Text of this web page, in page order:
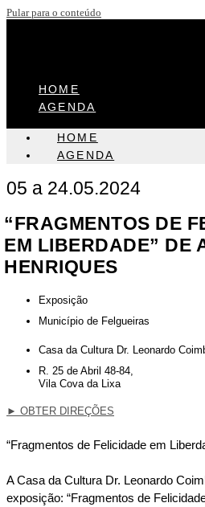
Pular para o conteúdo
HOME
AGENDA
HOME
AGENDA
05 a 24.05.2024
“FRAGMENTOS DE
EM LIBERDADE” DE
HENRIQUES
Exposição
Município de Felgueiras
Casa da Cultura Dr. Leonardo
R. 25 de Abril 48-84,
Vila Cova da Lixa
► OBTER DIREÇÕES
“Fragmentos de Felicidade em
A Casa da Cultura Dr. Leonardo
exposição: “Fragmentos de